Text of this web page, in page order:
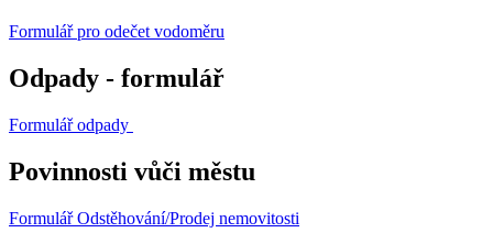
Formulář pro odečet vodoměru
Odpady - formulář
Formulář odpady
Povinnosti vůči městu
Formulář Odstěhování/Prodej nemovitosti